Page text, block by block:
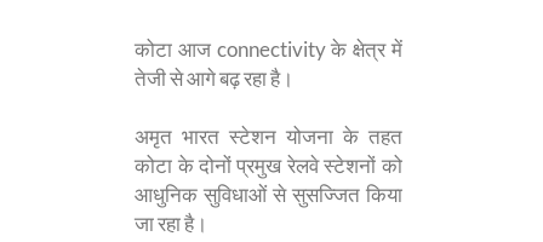
कोटा आज connectivity के क्षेत्र में
तेजी से आगे बढ़ रहा है।
अमृत भारत स्टेशन योजना के तहत
कोटा के दोनों प्रमुख रेलवे स्टेशनों को
आधुनिक सुविधाओं से सुसज्जित किया
जा रहा है।